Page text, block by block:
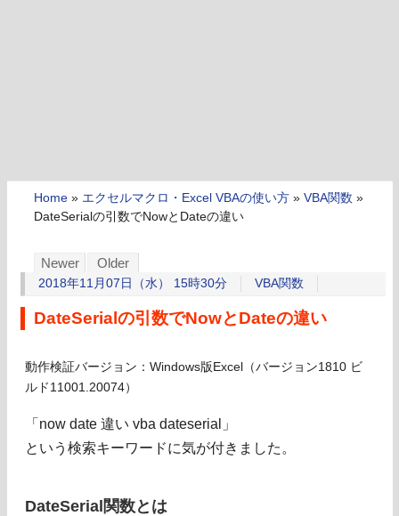
Home » エクセルマクロ・Excel VBAの使い方 » VBA関数 »
DateSerialの引数でNowとDateの違い
Newer Older
2018年11月07日（水） 15時30分 VBA関数
DateSerialの引数でNowとDateの違い
動作検証バージョン：Windows版Excel（バージョン1810 ビ
ルド11001.20074）
「now date 違い vba dateserial」
という検索キーワードに気が付きました。
DateSerial関数とは